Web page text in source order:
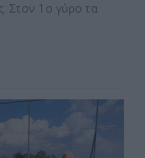
Στον 1ο γύρο τα